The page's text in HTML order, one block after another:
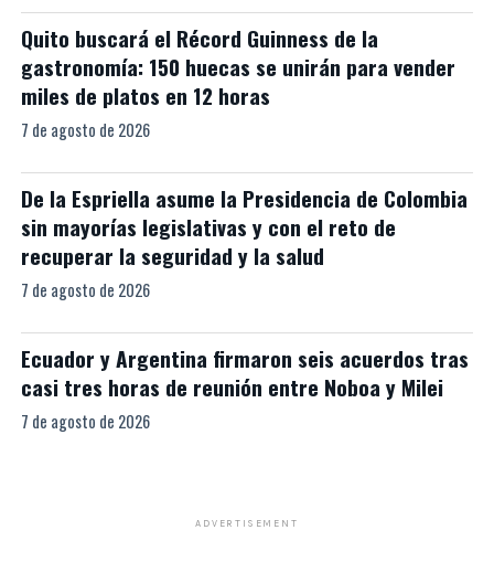
Quito buscará el Récord Guinness de la
gastronomía: 150 huecas se unirán para vender
miles de platos en 12 horas
7 de agosto de 2026
De la Espriella asume la Presidencia de Colombia
sin mayorías legislativas y con el reto de
recuperar la seguridad y la salud
7 de agosto de 2026
Ecuador y Argentina firmaron seis acuerdos tras
casi tres horas de reunión entre Noboa y Milei
7 de agosto de 2026
ADVERTISEMENT